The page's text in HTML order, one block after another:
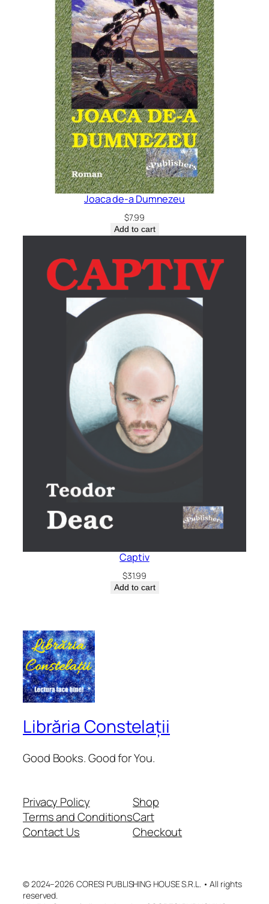
Joaca de-a Dumnezeu
$7.99
Add to cart
Captiv
$31.99
Add to cart
Librăria Constelații
Good Books. Good for You.
Privacy Policy
Terms and Conditions
Contact Us
Shop
Cart
Checkout
© 2024–2026 CORESI PUBLISHING HOUSE S.R.L. • All rights
reserved.